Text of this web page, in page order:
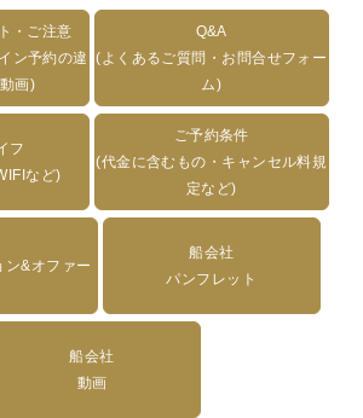
・ご注意
ン予約の違
画)
Q&A
(よくあるご質問・お問合せフォー
ム)
フ
など)
ご予約条件
(代金に含むもの・キャンセル料規
定など)
ン&オファー
船会社
パンフレット
船会社
動画